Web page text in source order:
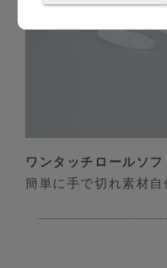
ワンタッチロールソフ
簡単に手で切れ素材